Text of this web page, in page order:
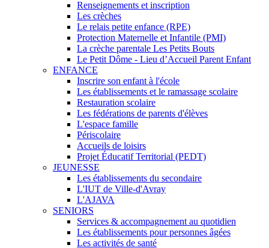
Renseignements et inscription
Les crèches
Le relais petite enfance (RPE)
Protection Maternelle et Infantile (PMI)
La crèche parentale Les Petits Bouts
Le Petit Dôme - Lieu d’Accueil Parent Enfant
ENFANCE
Inscrire son enfant à l'école
Les établissements et le ramassage scolaire
Restauration scolaire
Les fédérations de parents d'élèves
L'espace famille
Périscolaire
Accueils de loisirs
Projet Éducatif Territorial (PEDT)
JEUNESSE
Les établissements du secondaire
L'IUT de Ville-d'Avray
L'AJAVA
SENIORS
Services & accompagnement au quotidien
Les établissements pour personnes âgées
Les activités de santé